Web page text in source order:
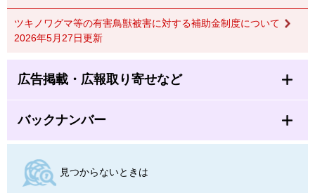
ツキノワグマ等の有害鳥獣被害に対する補助金制度について
2026年5月27日更新
広告掲載・広報取り寄せなど
バックナンバー
見つからないときは